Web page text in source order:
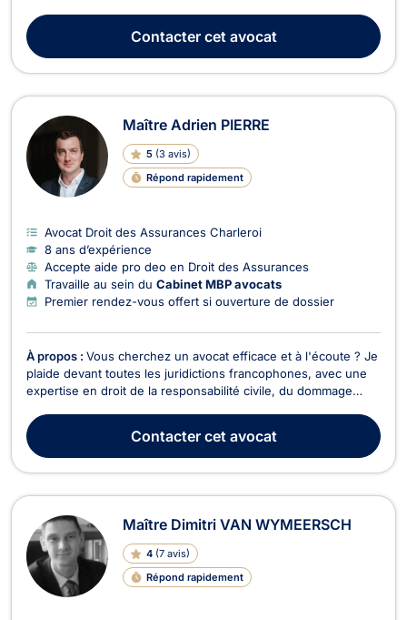
DEFFENSE vous conseille en droit des assurances. Elle
intervient dans le règlement des litiges ...
Contactercet avocat
Maître Adrien PIERRE
5 (3 avis)
Répond rapidement
Avocat Droit des Assurances Charleroi
8 ans d’expérience
Accepte aide pro deo en Droit des Assurances
Travaille au sein du Cabinet MBP avocats
Premier rendez-vous offert si ouverture de dossier
À propos : Vous cherchez un avocat efficace et à l'écoute ? Je
plaide devant toutes les juridictions francophones, avec une
expertise en droit de la responsabilité civile, du dommage
accident de la route ou d’une erreur médicale ? Je vous
accompagne pour obtenir réparation et ind...
Contactercet avocat
Maître Dimitri VAN WYMEERSCH
4 (7 avis)
Répond rapidement